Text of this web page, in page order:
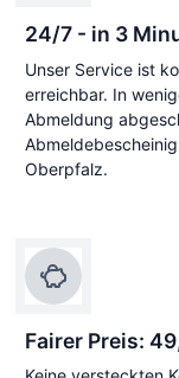
24/7 - in 3
Unser Service ist
erreichbar. In
Abmeldung
Oberpfalz.
Fairer Preis: